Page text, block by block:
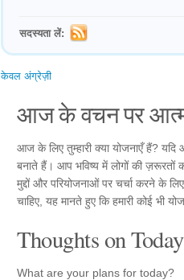
सदस्यता लें:
केवल अंग्रेज़ी
आज के वचन पर
आज के लिए तुम्हारी क्या योजनाएँ हैं? यदि
बनाते हैं। आप भविष्य में लोगों की
मुद्दों और परियोजनाओं पर चर्चा करने के
चाहिए, यह मानते हुए कि हमारी कोई भी
Thoughts on
What are your plans for today?